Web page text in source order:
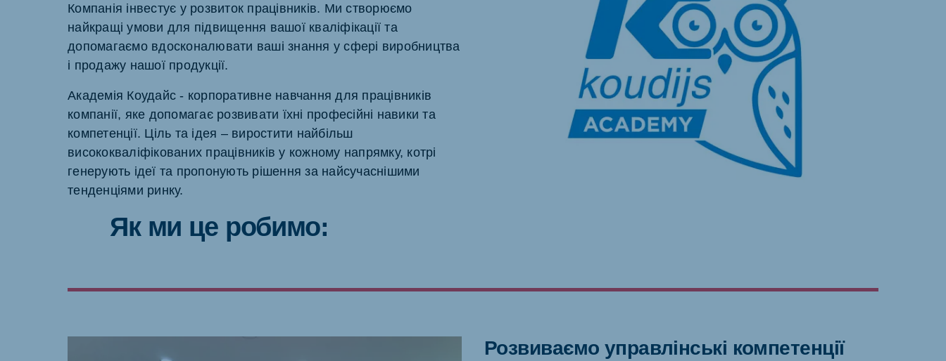
Компанія інвестує у розвиток працівників. Ми створюємо
найкращі умови для підвищення вашої кваліфікації та
допомагаємо вдосконалювати ваші знання у сфері виробництва
і продажу нашої продукції.
Академія Коудайс - корпоративне навчання для працівників
компанії, яке допомагає розвивати їхні професійні навики та
компетенції. Ціль та ідея – виростити найбільш
висококваліфікованих працівників у кожному напрямку, котрі
генерують ідеї та пропонують рішення за найсучаснішими
тенденціями ринку.
Як ми це робимо:
Розвиваємо управлінські компетенції
Portuguese Ukrainian
Russia (Koudijs)
Koudijs Export
English